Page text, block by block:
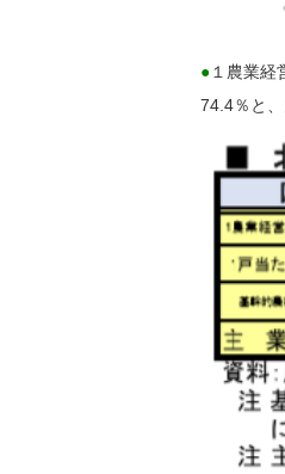
● １農業
74.4％と